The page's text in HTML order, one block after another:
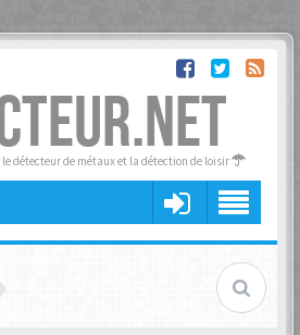
détecteur de métaux et la détection de loisir